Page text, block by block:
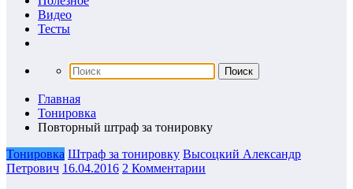
Видео
Тесты
Главная
Тонировка
Повторный штраф за тонировку
Тонировка Штраф за тонировку Высоцкий Александр
Петрович 16.04.2016 2 Комментарии